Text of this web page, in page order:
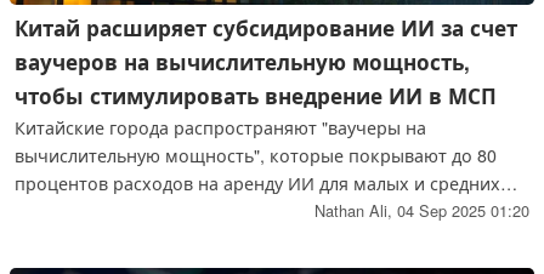
Китай расширяет субсидирование ИИ за счет
ваучеров на вычислительную мощность,
чтобы стимулировать внедрение ИИ в МСП
Китайские города распространяют "ваучеры на
вычислительную мощность", которые покрывают до 80
процентов расходов на аренду ИИ для малых и средних
предприятий, превращая неиспользуемые центры
Nathan Ali, 04 Sep 2025 01:20